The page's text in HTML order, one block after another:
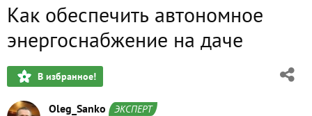
Как обеспечить автономное
энергоснабжение на даче
В избранное!
Oleg_Sanko ЭКСПЕРТ